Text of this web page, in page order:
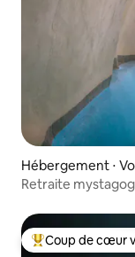
Hébergement ⋅
Retraite
Coups de cœur
Coup de cœur